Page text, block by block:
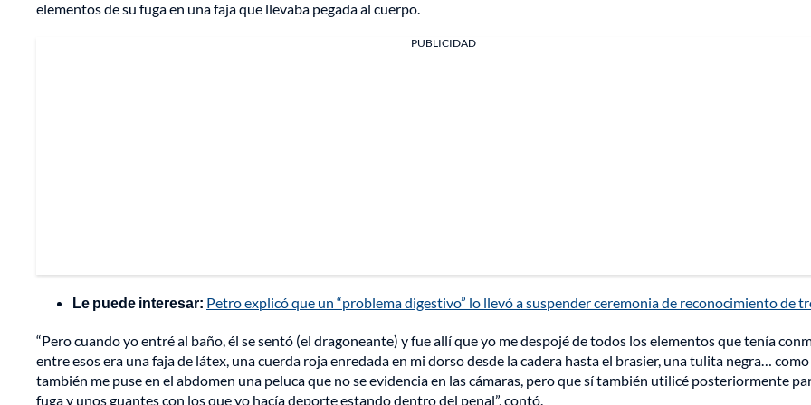
elementos de su fuga en una faja que llevaba pegada al cuerpo.
PUBLICIDAD
Le puede interesar: Petro explicó que un “problema digestivo” lo llevó a suspender ceremonia de reconocimiento de
“Pero cuando yo entré al baño, él se sentó (el dragoneante) y fue allí que yo me despojé de todos los elementos que tenía
entre esos era una faja de látex, una cuerda roja enredada en mi dorso desde la cadera hasta el brasier, una tulita negra… como
también me puse en el abdomen una peluca que no se evidencia en las cámaras, pero que sí también utilicé posteriormente
fuga y unos guantes con los que yo hacía deporte estando dentro del penal”, contó.